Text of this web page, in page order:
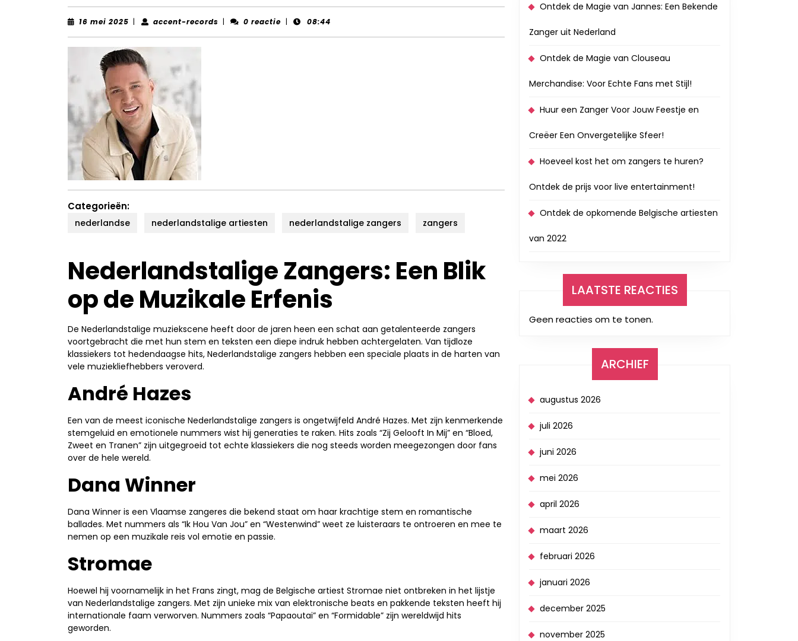
16 mei 2025 16| accent-records accent-
| 0 reactie | 08:44
Categorieën:
nederlandse nederlandstalige artiesten nederlandstalige zangers zangers
Nederlandstalige Zangers: Een Blik
op de Muzikale Erfenis
De Nederlandstalige muziekscene heeft door de jaren heen een schat aan getalenteerde zangers
voortgebracht die met hun stem en teksten een diepe indruk hebben achtergelaten. Van tijdloze
klassiekers tot hedendaagse hits, Nederlandstalige zangers hebben een speciale plaats in de harten van
vele muziekliefhebbers veroverd.
André Hazes
Een van de meest iconische Nederlandstalige zangers is ongetwijfeld André Hazes. Met zijn kenmerkende
stemgeluid en emotionele nummers wist hij generaties te raken. Hits zoals “Zij Gelooft In Mij” en “Bloed,
Zweet en Tranen” zijn uitgegroeid tot echte klassiekers die nog steeds worden meegezongen door fans
over de hele wereld.
Dana Winner
Dana Winner is een Vlaamse zangeres die bekend staat om haar krachtige stem en romantische
ballades. Met nummers als “Ik Hou Van Jou” en “Westenwind” weet ze luisteraars te ontroeren en mee te
nemen op een muzikale reis vol emotie en passie.
Stromae
Hoewel hij voornamelijk in het Frans zingt, mag de Belgische artiest Stromae niet ontbreken in het lijstje
van Nederlandstalige zangers. Met zijn unieke mix van elektronische beats en pakkende teksten heeft hij
internationale faam verworven. Nummers zoals “Papaoutai” en “Formidable” zijn wereldwijd hits
geworden.
Ontdek de Magie van Jannes: Een Bekende
Zanger uit Nederland
Ontdek de Magie van Clouseau
Merchandise: Voor Echte Fans met Stijl!
Huur een Zanger Voor Jouw Feestje en
Creëer Een Onvergetelijke Sfeer!
Hoeveel kost het om zangers te huren?
Ontdek de prijs voor live entertainment!
Ontdek de opkomende Belgische artiesten
van 2022
LAATSTE REACTIES
Geen reacties om te tonen.
ARCHIEF
augustus 2026
juli 2026
juni 2026
mei 2026
april 2026
maart 2026
februari 2026
januari 2026
december 2025
november 2025